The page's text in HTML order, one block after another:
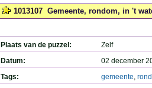
1013107 Gemeente, rondom, in 't
Plaats van de puzzel:
Zelf
Datum:
02 december
Tags:
gemeente,